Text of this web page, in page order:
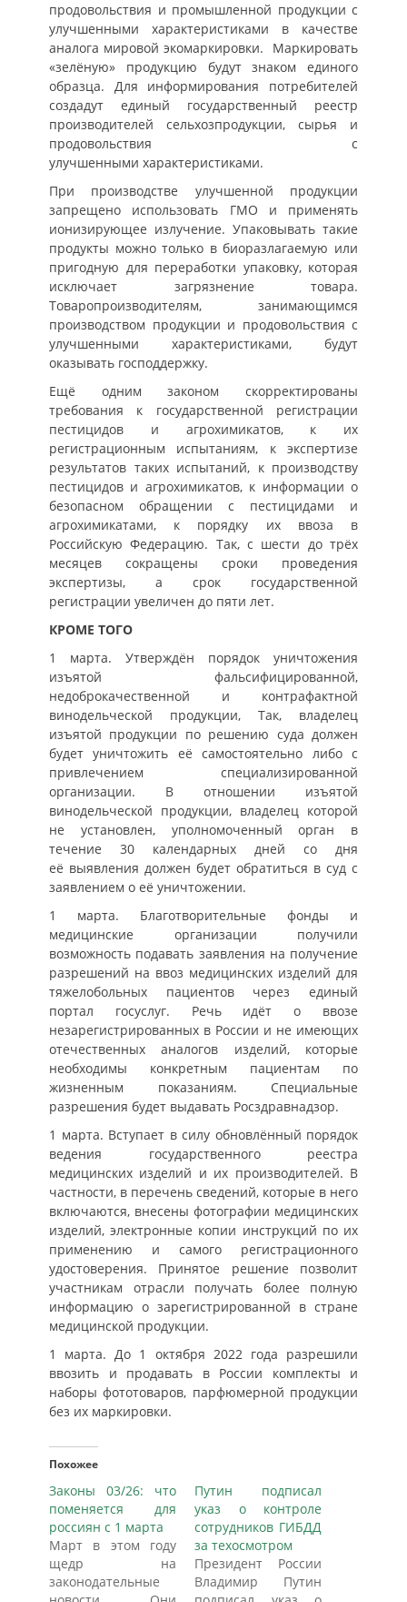
продовольствия и промышленной продукции с
улучшенными характеристиками в качестве
аналога мировой экомаркировки. Маркировать
«зелёную» продукцию будут знаком единого
образца. Для информирования потребителей
создадут единый государственный реестр
производителей сельхозпродукции, сырья и
продовольствия с
улучшенными характеристиками.
При производстве улучшенной продукции
запрещено использовать ГМО и применять
ионизирующее излучение. Упаковывать такие
продукты можно только в биоразлагаемую или
пригодную для переработки упаковку, которая
исключает загрязнение товара.
Товаропроизводителям, занимающимся
производством продукции и продовольствия с
улучшенными характеристиками, будут
оказывать господдержку.
Ещё одним законом скорректированы
требования к государственной регистрации
пестицидов и агрохимикатов, к их
регистрационным испытаниям, к экспертизе
результатов таких испытаний, к производству
пестицидов и агрохимикатов, к информации о
безопасном обращении с пестицидами и
агрохимикатами, к порядку их ввоза в
Российскую Федерацию. Так, с шести до трёх
месяцев сокращены сроки проведения
экспертизы, а срок государственной
регистрации увеличен до пяти лет.
КРОМЕ ТОГО
1 марта. Утверждён порядок уничтожения
изъятой фальсифицированной,
недоброкачественной и контрафактной
винодельческой продукции, Так, владелец
изъятой продукции по решению суда должен
будет уничтожить её самостоятельно либо с
привлечением специализированной
организации. В отношении изъятой
винодельческой продукции, владелец которой
не установлен, уполномоченный орган в
течение 30 календарных дней со дня
её выявления должен будет обратиться в суд с
заявлением о её уничтожении.
1 марта. Благотворительные фонды и
медицинские организации получили
возможность подавать заявления на получение
разрешений на ввоз медицинских изделий для
тяжелобольных пациентов через единый
портал госуслуг. Речь идёт о ввозе
незарегистрированных в России и не имеющих
отечественных аналогов изделий, которые
необходимы конкретным пациентам по
жизненным показаниям. Специальные
разрешения будет выдавать Росздравнадзор.
1 марта. Вступает в силу обновлённый порядок
ведения государственного реестра
медицинских изделий и их производителей. В
частности, в перечень сведений, которые в него
включаются, внесены фотографии медицинских
изделий, электронные копии инструкций по их
применению и самого регистрационного
удостоверения. Принятое решение позволит
участникам отрасли получать более полную
информацию о зарегистрированной в стране
медицинской продукции.
1 марта. До 1 октября 2022 года разрешили
ввозить и продавать в России комплекты и
наборы фототоваров, парфюмерной продукции
без их маркировки.
Похожее
Законы 03/26: что
поменяется для
россиян с 1 марта
Март в этом году
щедр на
законодательные
Путин подписал
указ о контроле
сотрудников ГИБДД
за техосмотром
Президент России
Владимир Путин